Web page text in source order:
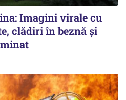
Imagini virale cu
clădiri în beznă și